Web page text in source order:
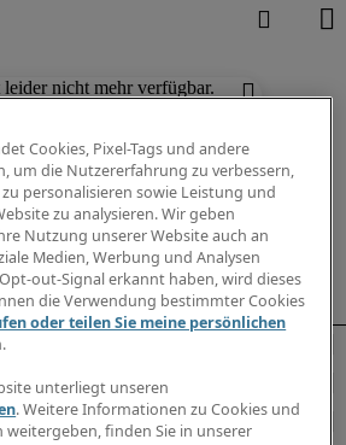
nicht mehr verfügbar.
Cookies, Pixel-Tags und andere
um die Nutzererfahrung zu verbessern,
personalisieren sowie Leistung und
zu analysieren. Wir geben
Nutzung unserer Website auch an
Medien, Werbung und Analysen
out-Signal erkannt haben, wird dieses
die Verwendung bestimmter Cookies
oder teilen Sie meine persönlichen
unterliegt unseren
. Weitere Informationen zu Cookies und
finden Sie in unserer